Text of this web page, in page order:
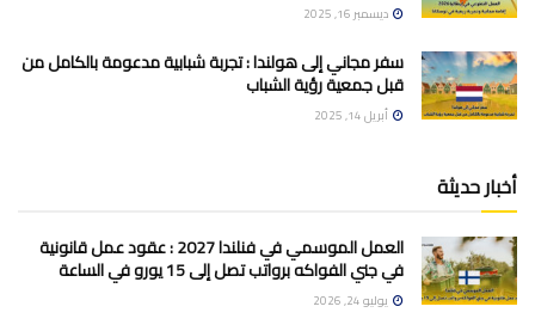
ديسمبر 16, 2025
سفر مجاني إلى هولندا : تجربة شبابية مدعومة بالكامل من
قبل جمعية رؤية الشباب
أبريل 14, 2025
أخبار حديثة
العمل الموسمي في فنلندا 2027 : عقود عمل قانونية
في جني الفواكه برواتب تصل إلى 15 يورو في الساعة
يوليو 24, 2026